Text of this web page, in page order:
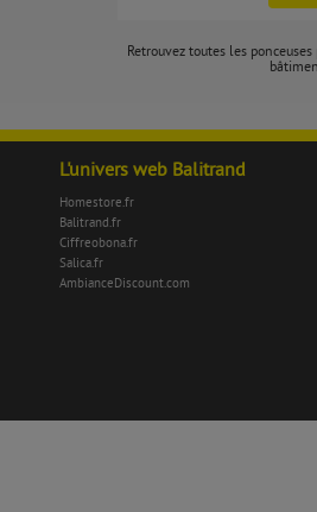
Retrouvez toutes les
L'univers web Balitrand
Homestore.fr
Balitrand.fr
Ciffreobona.fr
Salica.fr
AmbianceDiscount.com